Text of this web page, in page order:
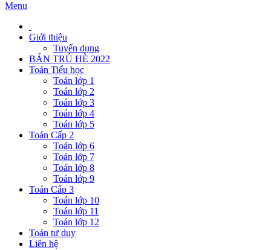
Menu
Giới thiệu
Tuyển dụng
BÁN TRÚ HÈ 2022
Toán Tiểu học
Toán lớp 1
Toán lớp 2
Toán lớp 3
Toán lớp 4
Toán lớp 5
Toán Cấp 2
Toán lớp 6
Toán lớp 7
Toán lớp 8
Toán lớp 9
Toán Cấp 3
Toán lớp 10
Toán lớp 11
Toán lớp 12
Toán tư duy
Liên hệ